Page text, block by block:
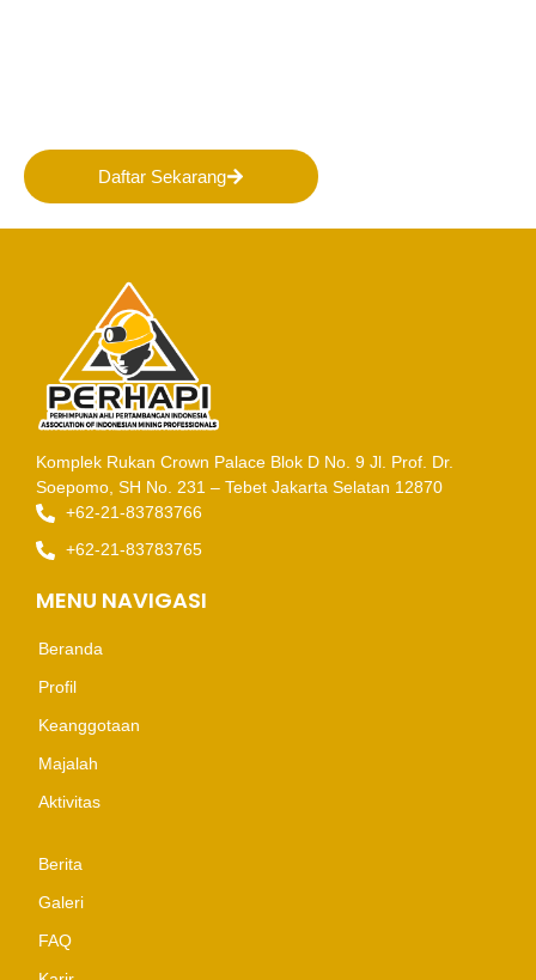
Daftar Sekarang
Komplek Rukan Crown Palace Blok D No. 9 Jl. Prof. Dr.
Soepomo, SH No. 231 – Tebet Jakarta Selatan 12870
+62-21-83783766
+62-21-83783765
MENU NAVIGASI
Beranda
Profil
Keanggotaan
Majalah
Aktivitas
Berita
Galeri
FAQ